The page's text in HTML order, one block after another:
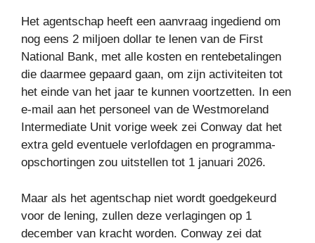
Het agentschap heeft een aanvraag ingediend om
nog eens 2 miljoen dollar te lenen van de First
National Bank, met alle kosten en rentebetalingen
die daarmee gepaard gaan, om zijn activiteiten tot
het einde van het jaar te kunnen voortzetten. In een
e-mail aan het personeel van de Westmoreland
Intermediate Unit vorige week zei Conway dat het
extra geld eventuele verlofdagen en programma-
opschortingen zou uitstellen tot 1 januari 2026.
Maar als het agentschap niet wordt goedgekeurd
voor de lening, zullen deze verlagingen op 1
december van kracht worden. Conway zei dat